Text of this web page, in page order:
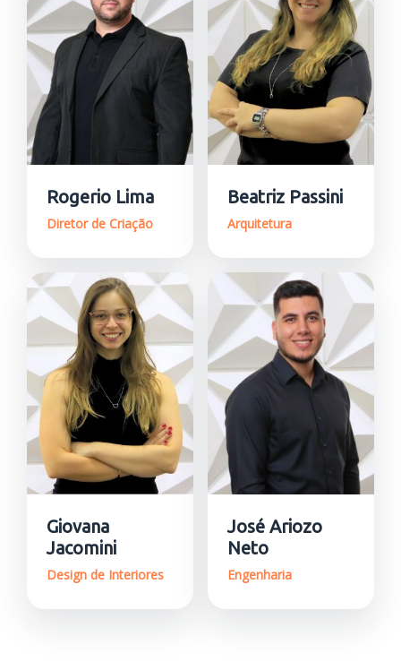
Rogerio Lima
Diretor de Criação
Beatriz Passini
Arquitetura
Giovana
Jacomini
Design de Interiores
José Ariozo
Neto
Engenharia